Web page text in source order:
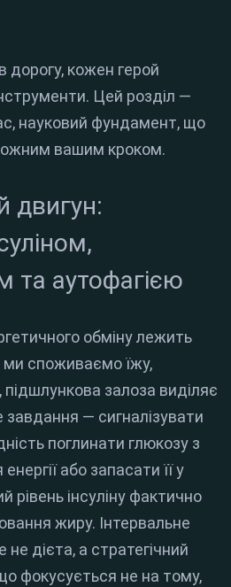
кожен герой
Цей розділ —
науковий фундамент, що
вашим кроком.
двигун:
та аутофагією
обміну лежить
ми споживаємо їжу,
залоза виділяє
завдання — сигналізувати
поглинати глюкозу з
або запасати її у
рівень інсуліну фактично
жиру. Інтервальне
дієта, а стратегічний
фокусується не на тому,